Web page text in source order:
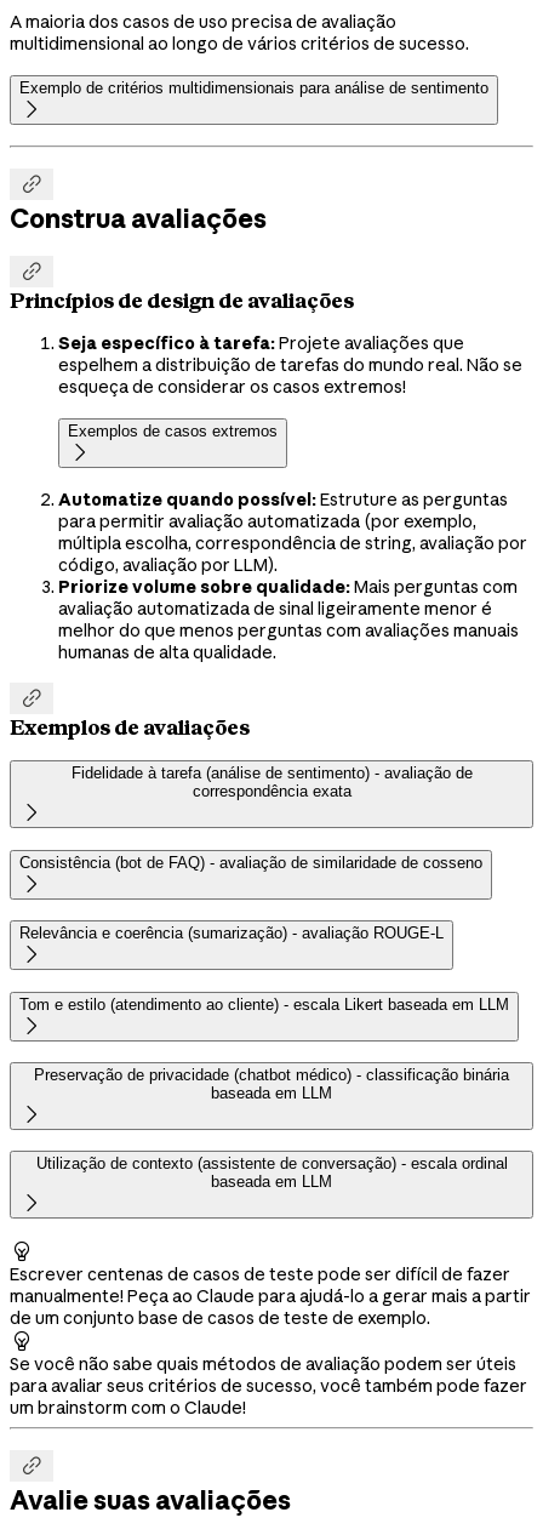
A maioria dos casos de uso precisa de avaliação
multidimensional ao longo de vários critérios de sucesso.
Exemplo de critérios multidimensionais para análise de sentimento


Construa avaliações

Princípios de design de avaliações
Seja específico à tarefa:Projete avaliações que
espelhem a distribuição de tarefas do mundo real. Não se
esqueça de considerar os casos extremos!
Exemplos de casos extremos

Automatize quando possível:Estruture as perguntas
para permitir avaliação automatizada (por exemplo,
múltipla escolha, correspondência de string, avaliação por
código, avaliação por LLM).
Priorize volume sobre qualidade:Mais perguntas com
avaliação automatizada de sinal ligeiramente menor é
melhor do que menos perguntas com avaliações manuais
humanas de alta qualidade.

Exemplos de avaliações
Fidelidade à tarefa (análise de sentimento) - avaliação de
correspondência exata

Consistência (bot de FAQ) - avaliação de similaridade de cosseno

Relevância e coerência (sumarização) - avaliação ROUGE-L

Tom e estilo (atendimento ao cliente) - escala Likert baseada em LLM

Preservação de privacidade (chatbot médico) - classificação binária
baseada em LLM

Utilização de contexto (assistente de conversação) - escala ordinal
baseada em LLM


Escrever centenas de casos de teste pode ser difícil de fazer
manualmente! Peça ao Claude para ajudá-lo a gerar mais a partir
de um conjunto base de casos de teste de exemplo.

Se você não sabe quais métodos de avaliação podem ser úteis
para avaliar seus critérios de sucesso, você também pode fazer
um brainstorm com o Claude!

Avalie suas avaliações